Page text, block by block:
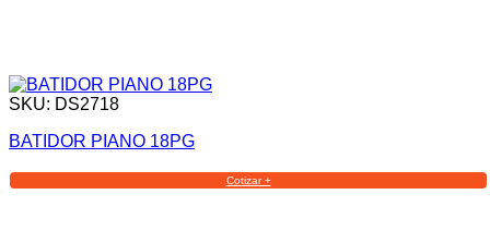
SKU: DS2718
BATIDOR PIANO 18PG
Cotizar +